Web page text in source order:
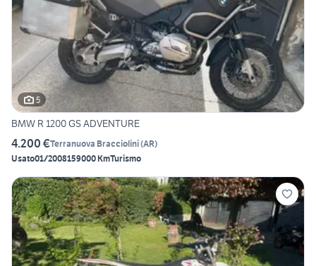
5
BMW R 1200 GS ADVENTURE
4.200 €Terranuova Bracciolini(AR)
Usato01/2008159000 KmTurismo